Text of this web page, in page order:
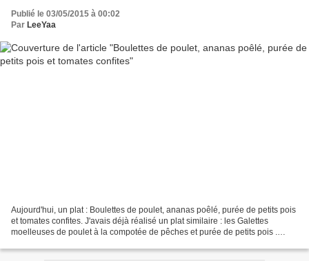
Publié le 03/05/2015 à 00:02
Par LeeYaa
Aujourd'hui, un plat : Boulettes de poulet, ananas poêlé, purée de petits pois
et tomates confites. J'avais déjà réalisé un plat similaire : les Galettes
moelleuses de poulet à la compotée de pêches et purée de petits pois .